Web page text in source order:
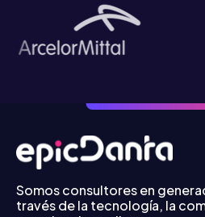
Somos consultores en
través de la tecnología, la